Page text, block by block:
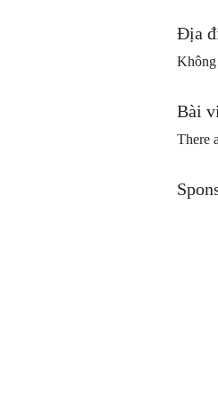
Địa
Không
Bài
There